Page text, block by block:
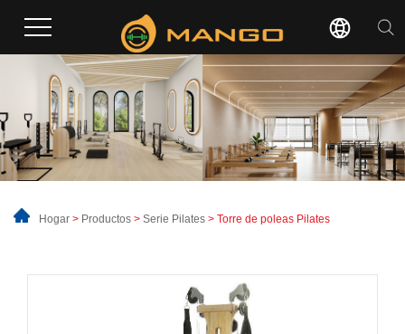
Hogar > Productos > Serie Pilates > Torre de poleas Pilates